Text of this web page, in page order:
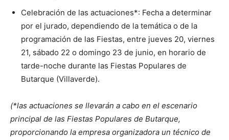
Celebración de las actuaciones*: Fecha a determinar
por el jurado, dependiendo de la temática o de la
programación de las Fiestas, entre jueves 20, viernes
21, sábado 22 o domingo 23 de junio, en horario de
tarde-noche durante las Fiestas Populares de
Butarque (Villaverde).
(*las actuaciones se llevarán a cabo en el escenario
principal de las Fiestas Populares de Butarque,
proporcionando la empresa organizadora un técnico de